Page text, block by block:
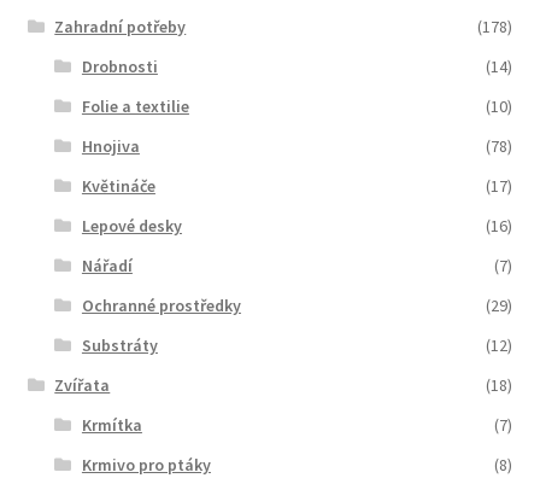
Zahradní potřeby
(178)
Drobnosti
(14)
Folie a textilie
(10)
Hnojiva
(78)
Květináče
(17)
Lepové desky
(16)
Nářadí
(7)
Ochranné prostředky
(29)
Substráty
(12)
Zvířata
(18)
Krmítka
(7)
Krmivo pro ptáky
(8)